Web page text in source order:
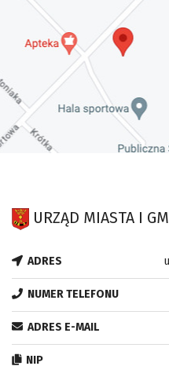
URZĄD MIASTA I
ADRES
NUMER TELEFONU
ADRES E-MAIL
NIP